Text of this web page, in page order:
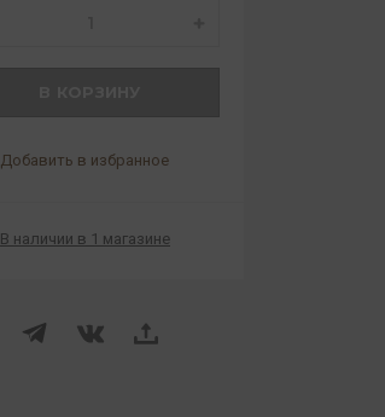
Добавить в избранное
В наличии в 1 магазине